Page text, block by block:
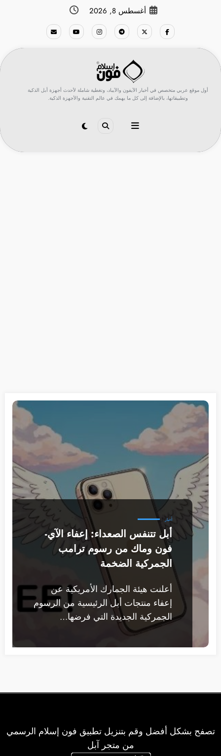
أغسطس 8, 2026
أول موقع عربي متخصص في أخبار الآيفون والآيباد، وتغطية شاملة لأحدث أجهزة أبل الذكية
وتطبيقاتها، بالإضافة إلى كل ما يهمك في عالم التقنية والأجهزة الذكية.
أخبار
أبل تتنفس الصعداء: إعفاء الآي-
فون وماك من رسوم ترامب
الجمركية الضخمة
أعلنت هيئة الجمارك الأمريكية عن
إعفاء منتجات أبل الرئيسية من الرسوم
الجمركية الجديدة التي فرضها…
تصفح بشكل أفضل وقم بتنزيل تطبيق فون إسلام الرسمي
من متجر آبل